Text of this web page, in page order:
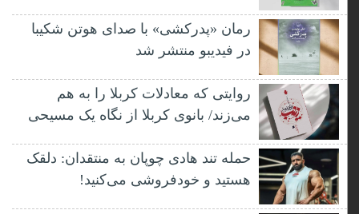
رمان «پدرکشی» با صدای هوتن شکیبا
در فیدیبو منتشر شد
روایتی که معادلات کربلا را به هم
می‌زند/ بانوی کربلا از نگاه یک مسیحی
حمله تند هادی چوپان به منتقدان: دلقک
هستید و خودفروشی می‌کنید!